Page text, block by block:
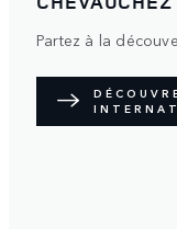
Partez à la